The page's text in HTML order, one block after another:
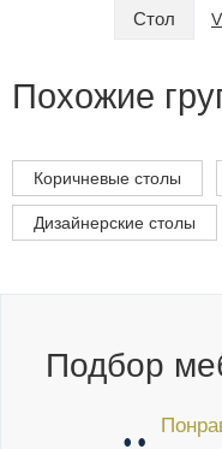
Стол
Похожие
Коричневые столы
Дизайнерские столы
Подбор